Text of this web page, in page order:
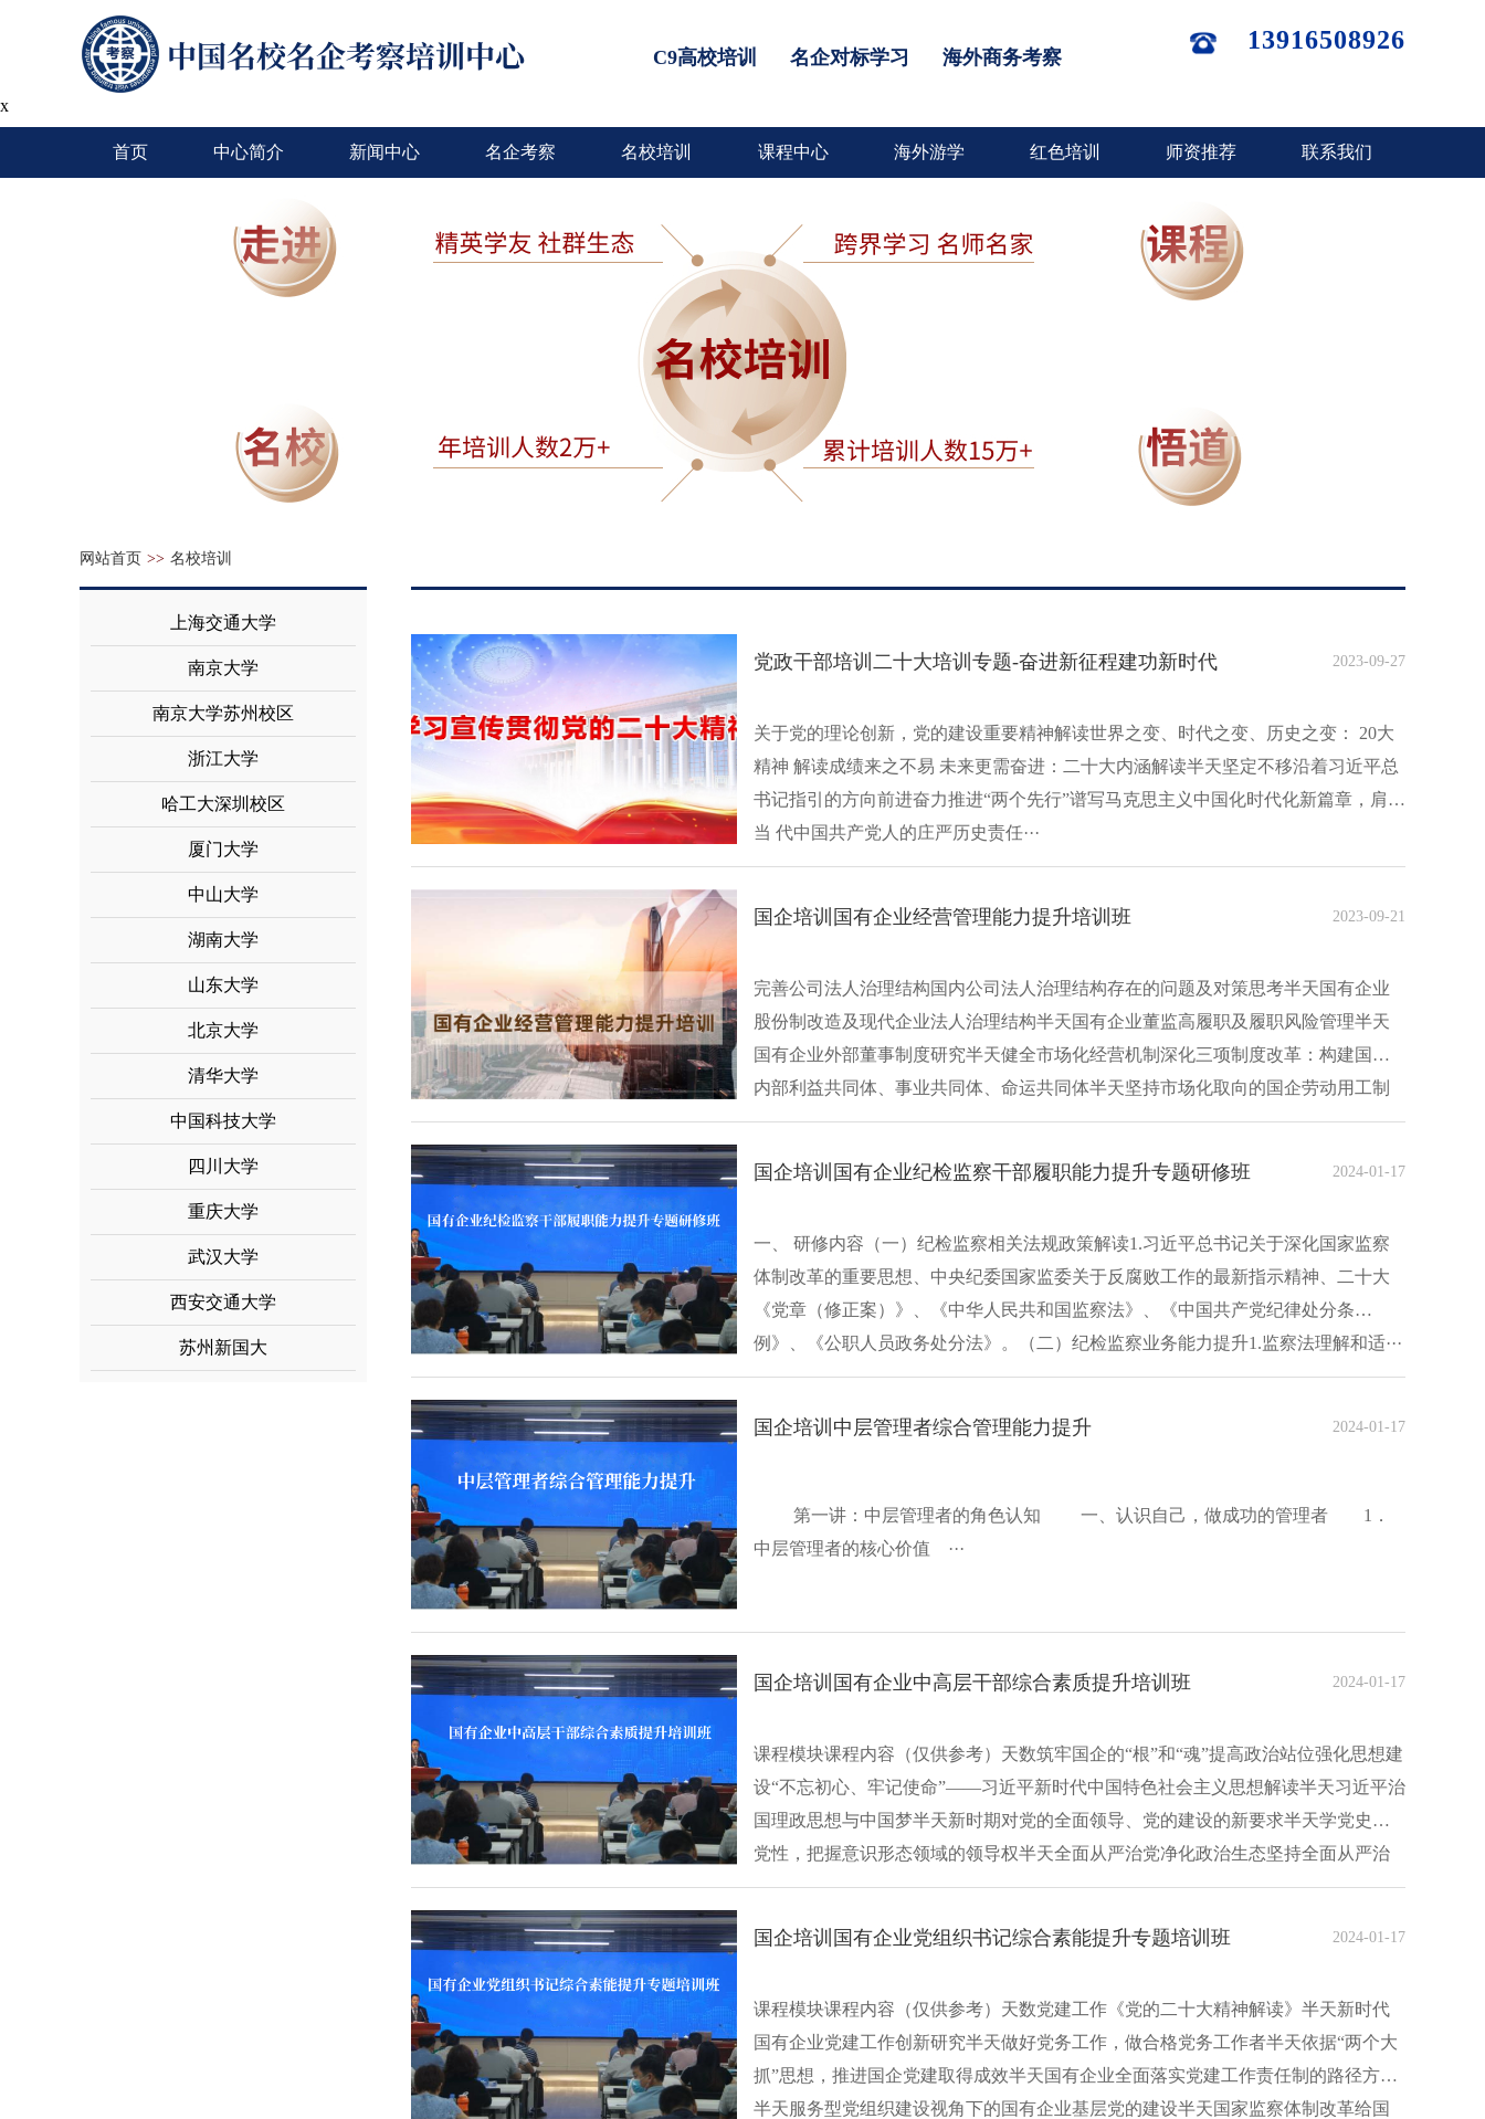
C9高校培训 名企对标学习 海外商务考察
13916508926
x
首页 中心简介 新闻中心 名企考察 名校培训 课程中心 海外游学 红色培训 师资推荐 联系我们
网站首页 >> 名校培训
上海交通大学
南京大学
南京大学苏州校区
浙江大学
哈工大深圳校区
厦门大学
中山大学
湖南大学
山东大学
北京大学
清华大学
中国科技大学
四川大学
重庆大学
武汉大学
西安交通大学
苏州新国大
党政干部培训二十大培训专题-奋进新征程建功新时代 2023-09-27
关于党的理论创新，党的建设重要精神解读世界之变、时代之变、历史之变： 20大
精神 解读成绩来之不易 未来更需奋进：二十大内涵解读半天坚定不移沿着习近平总
书记指引的方向前进奋力推进“两个先行”谱写马克思主义中国化时代化新篇章，肩负
当 代中国共产党人的庄严历史责任···
国企培训国有企业经营管理能力提升培训班 2023-09-21
完善公司法人治理结构国内公司法人治理结构存在的问题及对策思考半天国有企业
股份制改造及现代企业法人治理结构半天国有企业董监高履职及履职风险管理半天
国有企业外部董事制度研究半天健全市场化经营机制深化三项制度改革：构建国企
内部利益共同体、事业共同体、命运共同体半天坚持市场化取向的国企劳动用工制
度改革半天国···
国企培训国有企业纪检监察干部履职能力提升专题研修班 2024-01-17
一、 研修内容（一）纪检监察相关法规政策解读1.习近平总书记关于深化国家监察
体制改革的重要思想、中央纪委国家监委关于反腐败工作的最新指示精神、二十大
《党章（修正案）》、《中华人民共和国监察法》、《中国共产党纪律处分条
例》、《公职人员政务处分法》。（二）纪检监察业务能力提升1.监察法理解和适···
国企培训中层管理者综合管理能力提升 2024-01-17
第一讲：中层管理者的角色认知 一、认识自己，做成功的管理者 1．
中层管理者的核心价值 ···
国企培训国有企业中高层干部综合素质提升培训班 2024-01-17
课程模块课程内容（仅供参考）天数筑牢国企的“根”和“魂”提高政治站位强化思想建
设“不忘初心、牢记使命”——习近平新时代中国特色社会主义思想解读半天习近平治
国理政思想与中国梦半天新时期对党的全面领导、党的建设的新要求半天学党史强
党性，把握意识形态领域的领导权半天全面从严治党净化政治生态坚持全面从严治
党···
国企培训国有企业党组织书记综合素能提升专题培训班 2024-01-17
课程模块课程内容（仅供参考）天数党建工作《党的二十大精神解读》半天新时代
国有企业党建工作创新研究半天做好党务工作，做合格党务工作者半天依据“两个大
抓”思想，推进国企党建取得成效半天国有企业全面落实党建工作责任制的路径方法
半天服务型党组织建设视角下的国有企业基层党的建设半天国家监察体制改革给国